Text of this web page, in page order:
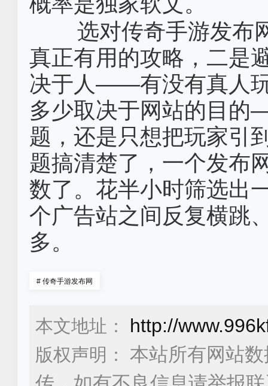
选对‌传奇手游发布
真正有用的攻略，二是
决于人——有没有真人
多少取决于网站的目
题，还是只想把玩家引
题搞清楚了，一个发布
数了。花半小时筛选出
个广告站之间反复横跳
多。
# 传奇手游发布网
本文地址： http://
版权声明：
本站所有网站